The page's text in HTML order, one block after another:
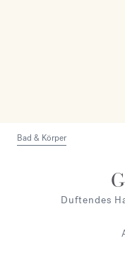
Bad & Körper
Duftendes